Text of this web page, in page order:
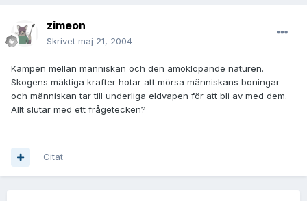
zimeon
Skrivet maj 21, 2004
Kampen mellan människan och den amoklöpande naturen.
Skogens mäktiga krafter hotar att mörsa människans boningar
och människan tar till underliga eldvapen för att bli av med dem.
Allt slutar med ett frågetecken?
Citat